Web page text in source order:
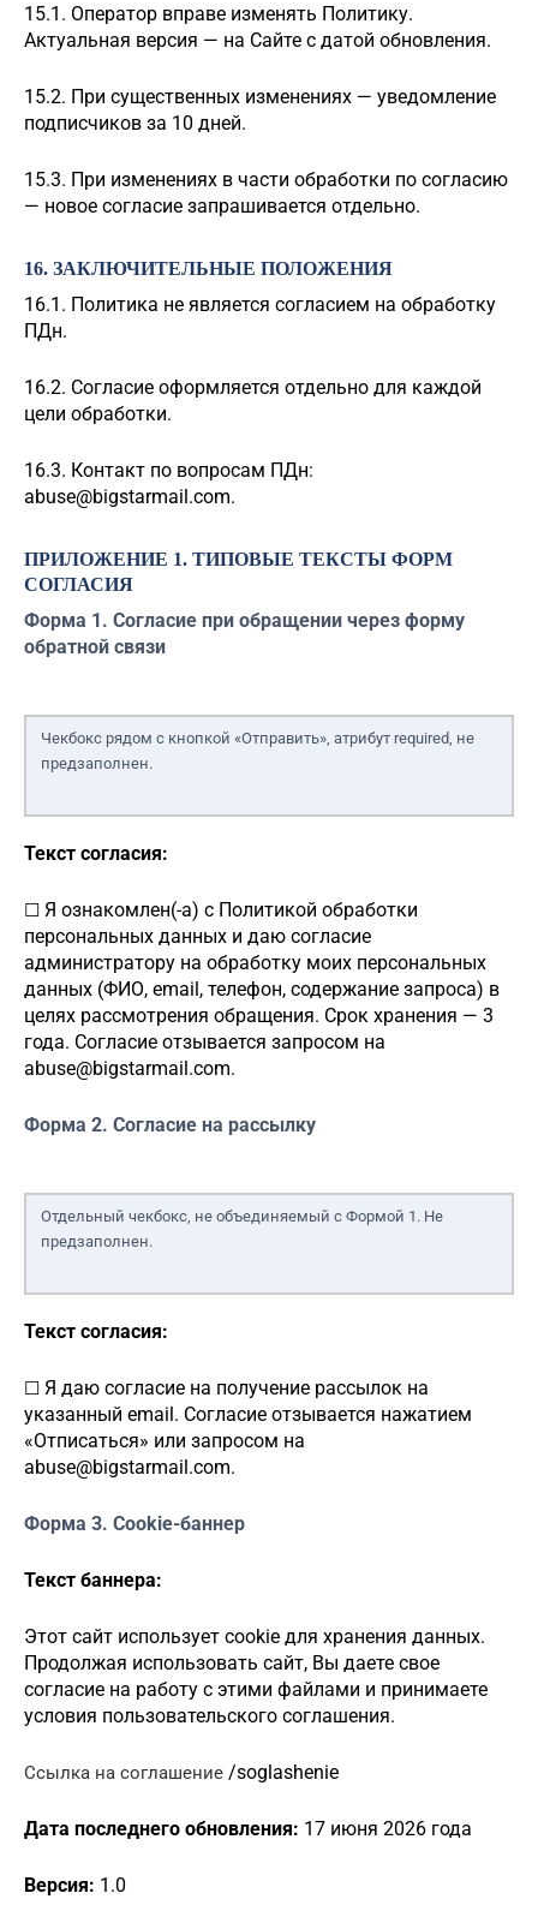
15.1. Оператор вправе изменять Политику.
Актуальная версия — на Сайте с датой обновления.
15.2. При существенных изменениях — уведомление
подписчиков за 10 дней.
15.3. При изменениях в части обработки по согласию
— новое согласие запрашивается отдельно.
16. ЗАКЛЮЧИТЕЛЬНЫЕ ПОЛОЖЕНИЯ
16.1. Политика не является согласием на обработку
ПДн.
16.2. Согласие оформляется отдельно для каждой
цели обработки.
16.3. Контакт по вопросам ПДн:
abuse@bigstarmail.com.
ПРИЛОЖЕНИЕ 1. ТИПОВЫЕ ТЕКСТЫ ФОРМ
СОГЛАСИЯ
Форма 1. Согласие при обращении через форму
обратной связи
Чекбокс рядом с кнопкой «Отправить», атрибут required, не
предзаполнен.
Текст согласия:
☐ Я ознакомлен(-а) с Политикой обработки
персональных данных и даю согласие
администратору на обработку моих персональных
данных (ФИО, email, телефон, содержание запроса) в
целях рассмотрения обращения. Срок хранения — 3
года. Согласие отзывается запросом на
abuse@bigstarmail.com.
Форма 2. Согласие на рассылку
Отдельный чекбокс, не объединяемый с Формой 1. Не
предзаполнен.
Текст согласия:
☐ Я даю согласие на получение рассылок на
указанный email. Согласие отзывается нажатием
«Отписаться» или запросом на
abuse@bigstarmail.com.
Форма 3. Cookie-баннер
Текст баннера:
Этот сайт использует cookie для хранения данных.
Продолжая использовать сайт, Вы даете свое
согласие на работу с этими файлами и принимаете
условия пользовательского соглашения.
Ссылка на соглашение /soglashenie
Дата последнего обновления: 17 июня 2026 года
Версия: 1.0